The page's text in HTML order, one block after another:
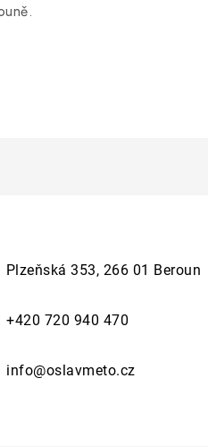
Plzeňská 353, 266 01 Beroun
+420 720 940 470
info@oslavmeto.cz